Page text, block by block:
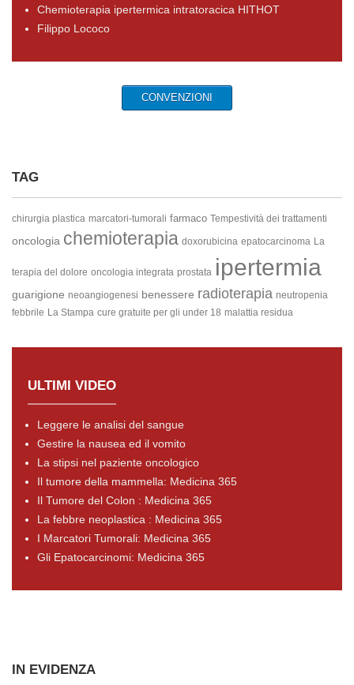
Chemioterapia ipertermica intratoracica HITHOT
Filippo Lococo
CONVENZIONI
TAG
chirurgia plastica marcatori-tumorali farmaco Tempestività dei trattamenti
oncologia chemioterapia doxorubicina epatocarcinoma La
terapia del dolore oncologia integrata prostata ipertermia
guarigione neoangiogenesi benessere radioterapia neutropenia
febbrile La Stampa cure gratuite per gli under 18 malattia residua
ULTIMI VIDEO
Leggere le analisi del sangue
Gestire la nausea ed il vomito
La stipsi nel paziente oncologico
Il tumore della mammella: Medicina 365
Il Tumore del Colon : Medicina 365
La febbre neoplastica : Medicina 365
I Marcatori Tumorali: Medicina 365
Gli Epatocarcinomi: Medicina 365
IN EVIDENZA